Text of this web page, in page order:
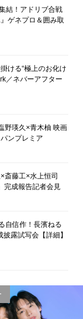
結！アドリブ合戦
ゲネプロ＆囲み取
ける“極上のお化け
／ネバーアフター
野瑛久×青木柚 映画
ンプレミア
斎藤工×水上恒司
完成報告記者会見
自信作！長濱ねる
露試写会【詳細】
ライフ